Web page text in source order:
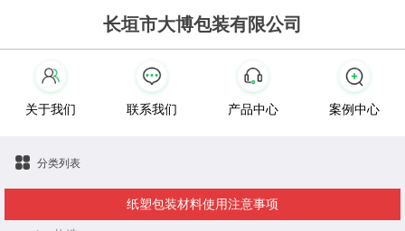
长垣市大博包装有限公司
关于我们 联系我们 产品中心 案例中心
分类列表
纸塑包装材料使用注意事项